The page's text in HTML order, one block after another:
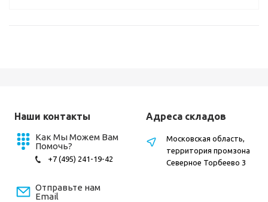
Наши контакты
Как Мы Можем Вам
Помочь?
+7 (495) 241-19-42
Отправьте нам
Email
Адреса складов
Московская область,
территория промзона
Северное Торбеево 3